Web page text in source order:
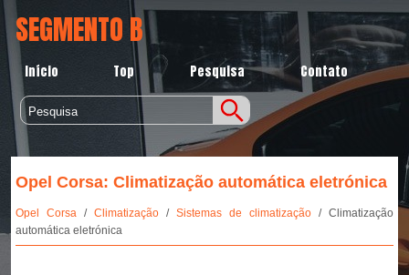
SEGMENTO B
Início Top Pesquisa Contato
Opel Corsa: Climatização automática eletrónica
Opel Corsa/ Climatização/Sistemas de climatização / Climatização
automática eletrónica